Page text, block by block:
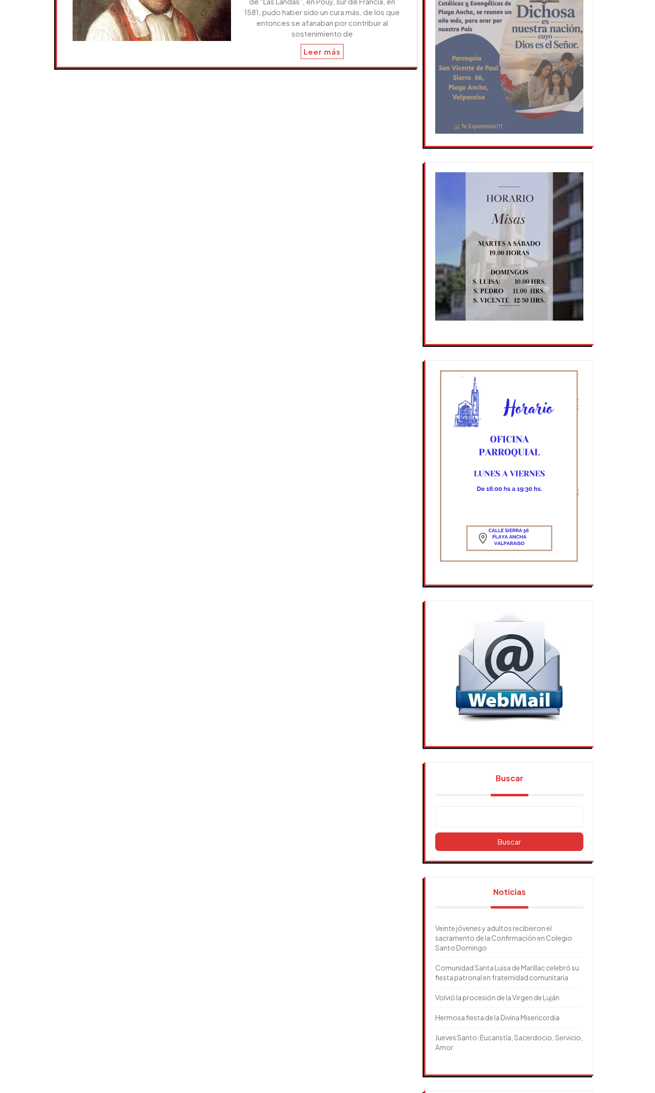
1581, pudo haber sido un cura más, de los que
entonces se afanaban por contribuir al
sostenimiento de
Leer más
Buscar
Buscar
Noticias
Veinte jóvenes y adultos recibieron el
sacramento de la Confirmación en Colegio
Santo Domingo
Comunidad Santa Luisa de Marillac celebró su
fiesta patronal en fraternidad comunitaria
Volvió la procesión de la Virgen de Luján
Hermosa fiesta de la Divina Misericordia
Jueves Santo: Eucaristía, Sacerdocio, Servicio,
Amor